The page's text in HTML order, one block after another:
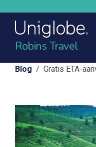
Robins Travel
Blog / Gratis ETA-